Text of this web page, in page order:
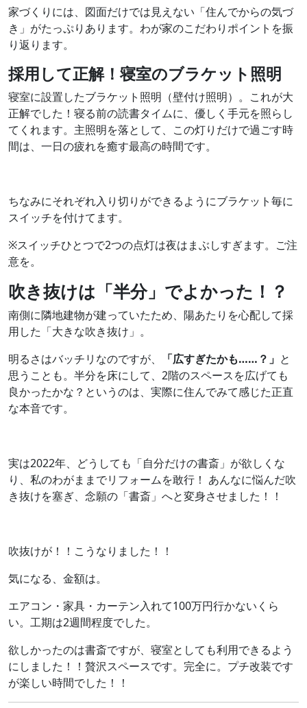
家づくりには、図面だけでは見えない「住んでからの気づ
き」がたっぷりあります。わが家のこだわりポイントを振
り返ります。
採用して正解！寝室のブラケット照明
寝室に設置したブラケット照明（壁付け照明）。これが大
正解でした！寝る前の読書タイムに、優しく手元を照らし
てくれます。主照明を落として、この灯りだけで過ごす時
間は、一日の疲れを癒す最高の時間です。
ちなみにそれぞれ入り切りができるようにブラケット毎に
スイッチを付けてます。
※スイッチひとつで2つの点灯は夜はまぶしすぎます。ご注
意を。
吹き抜けは「半分」でよかった！？
南側に隣地建物が建っていたため、陽あたりを心配して採
用した「大きな吹き抜け」。
明るさはバッチリなのですが、
「広すぎたかも……？」 と
思うことも。半分を床にして、2階のスペースを広げても
良かったかな？というのは、実際に住んでみて感じた正直
な本音です。
実は2022年、どうしても「自分だけの書斎」が欲しくな
り、私のわがままでリフォームを敢行！ あんなに悩んだ吹
き抜けを塞ぎ、念願の「書斎」へと変身させました！！
吹抜けが！！こうなりました！！
気になる、金額は。
エアコン・家具・カーテン入れて100万円行かないくら
い。工期は2週間程度でした。
欲しかったのは書斎ですが、寝室としても利用できるよう
にしました！！贅沢スペースです。完全に。プチ改装です
が楽しい時間でした！！